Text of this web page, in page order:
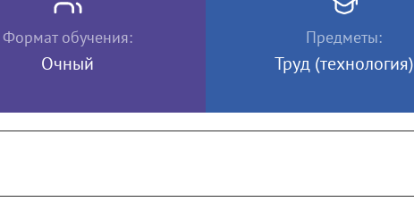
Формат обучения:
Очный
Предметы:
Труд (технология)